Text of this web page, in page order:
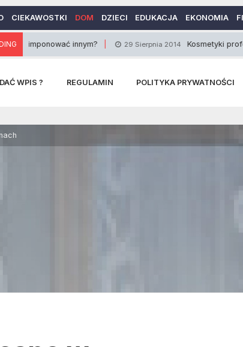
CIEKAWOSTKI DOM DZIECI EDUKACJA EKONOMIA
innym? 29 Sierpnia 2014 Kosmetyki profesjonalne
WPIS ? REGULAMIN POLITYKA PRYWATNOŚCI